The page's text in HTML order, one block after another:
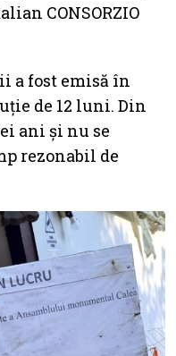
CONSORZIO
a fost emisă în
de 12 luni. Din
ani și nu se
rezonabil de